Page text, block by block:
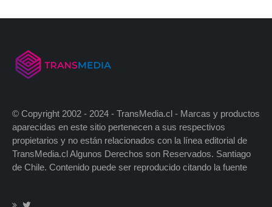
© Copyright 2002 - 2024 - TransMedia.cl - Marcas y productos
aparecidas en este sitio pertenecen a sus respectivos
propietarios y no están relacionados con la línea editorial de
TransMedia.cl Algunos Derechos son Reservados. Santiago
de Chile. Contenido puede ser reproducido citando la fuente